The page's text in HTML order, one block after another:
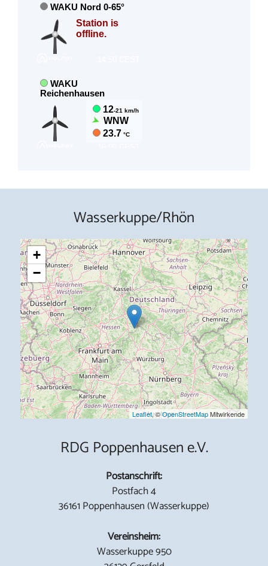
Wasserkuppe/Rhön
+
−
Leaflet, ©OpenStreetMapMitwirkende
RDG Poppenhausen e.V.
Postanschrift:
Postfach 4
36161 Poppenhausen (Wasserkuppe)
Vereinsheim:
Wasserkuppe 950